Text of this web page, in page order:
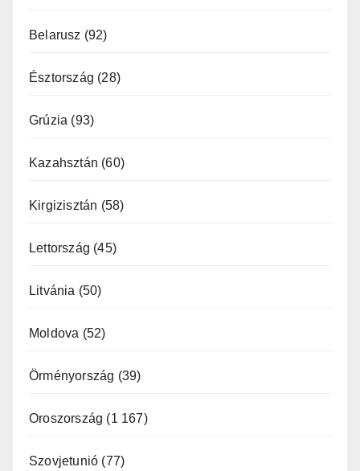
Belarusz (92)
Észtország (28)
Grúzia (93)
Kazahsztán (60)
Kirgizisztán (58)
Lettország (45)
Litvánia (50)
Moldova (52)
Örményország (39)
Oroszország (1 167)
Szovjetunió (77)